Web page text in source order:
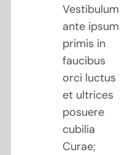
Vestibulum
ante ipsum
primis in
faucibus
orci luctus
et ultrices
posuere
cubilia
Curae;
malesuada
feugiat.Vivamus
magna
justo, lacinia
eget
consectetur
sed,
convallis at
tellus.